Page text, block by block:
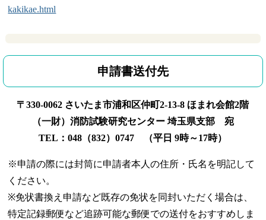
kakikae.html
申請書送付先
〒330-0062 さいたま市浦和区仲町2-13-8 ほまれ会館2階
（一財）消防試験研究センター 埼玉県支部 宛
TEL ：048（832）0747 （平日 9時～17時）
※申請の際には封筒に申請者本人の住所・氏名を明記して
ください。
※免状書換え申請など既存の免状を同封いただく場合は、
特定記録郵便など追跡可能な郵便での送付をおすすめしま